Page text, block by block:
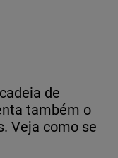
de
também o
Veja como se